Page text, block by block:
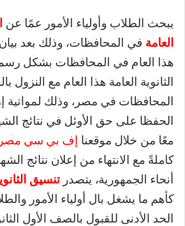
يبحث الطلاب وأولياء الأمور عمًا عن
العامة في المحافظات، وذلك بعد
هذا العام في المحافظات بشكل
الثانوية العامة هذا العام مع
المحافظات في مصر، وذلك لمواتية
الحفظا على حق الأوئل في نتائج
معًا من خلال موقعنا إف بي سي مصر
كاملةً مع الانتهاء من إعلان نتائج
أنحاء الجمهورية، يتصدر تنسيق
كأهم ما يشغل بال أولياء الأمور
الحد الأدنى للقبول بالصف الأول